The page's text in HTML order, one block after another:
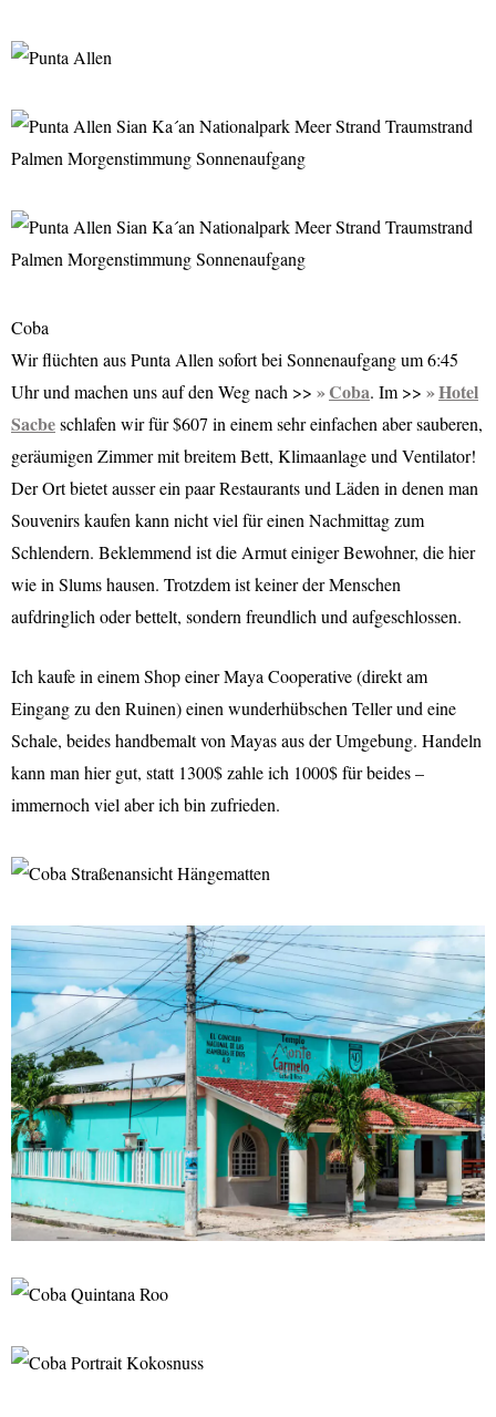
Coba
Wir flüchten aus Punta Allen sofort bei Sonnenaufgang um 6:45
Uhr und machen uns auf den Weg nach >>
Coba. Im >>
Hotel
Sacbeschlafen wir für $607 in einem sehr einfachen aber sauberen,
geräumigen Zimmer mit breitem Bett, Klimaanlage und Ventilator!
Der Ort bietet ausser ein paar Restaurants und Läden in denen man
Souvenirs kaufen kann nicht viel für einen Nachmittag zum
Schlendern. Beklemmend ist die Armut einiger Bewohner, die hier
wie in Slums hausen. Trotzdem ist keiner der Menschen
aufdringlich oder bettelt, sondern freundlich und aufgeschlossen.
Ich kaufe in einem Shop einer Maya Cooperative (direkt am
Eingang zu den Ruinen) einen wunderhübschen Teller und eine
Schale, beides handbemalt von Mayas aus der Umgebung. Handeln
kann man hier gut, statt 1300$ zahle ich 1000$ für beides –
immernoch viel aber ich bin zufrieden.